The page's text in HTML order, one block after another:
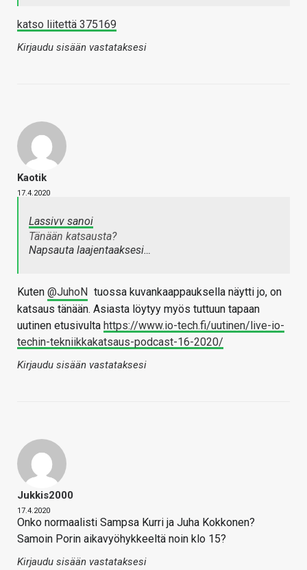
katso liitettä 375169
Kirjaudu sisään vastataksesi
Kaotik
17.4.2020
Lassivv sanoi
Tänään katsausta?
Napsauta laajentaaksesi…
Kuten @JuhoN tuossa kuvankaappauksella näytti jo, on
katsaus tänään. Asiasta löytyy myös tuttuun tapaan
uutinen etusivulta https://www.io-tech.fi/uutinen/live-io-
techin-tekniikkakatsaus-podcast-16-2020/
Kirjaudu sisään vastataksesi
Jukkis2000
17.4.2020
Onko normaalisti Sampsa Kurri ja Juha Kokkonen?
Samoin Porin aikavyöhykkeeltä noin klo 15?
Kirjaudu sisään vastataksesi